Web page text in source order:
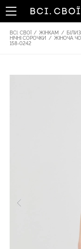
ВСІ. СВОЇ / ЖІНКАМ /
НІЧНІ СОРОЧКИ
/ ЖІНОЧА
158-0242